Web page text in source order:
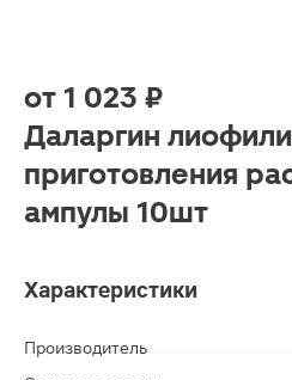
от 1 023 ₽
Даларгин
приготовления
ампулы 10шт
Характеристики
Производитель